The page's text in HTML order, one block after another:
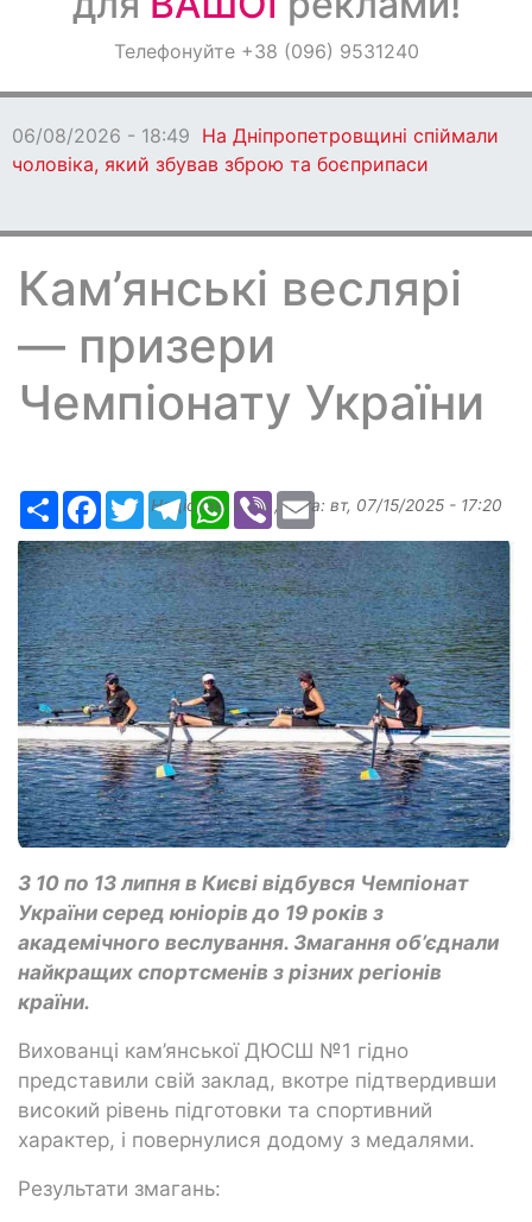
ОголошенняТелефонуйте +38 (096) 9531240
06/08/2026 - 18:49 На Дніпропетровщині спіймали
чоловіка, який збував зброю та боєприпаси
Кам’янські веслярі
— призери
Чемпіонату України
РесурсFacebook
TwitterTelegramWhatsApp
ViberEmail
Надіслав: ilona , дата: вт, 07/15/2025 - 17:20
З 10 по 13 липня в Києві відбувся Чемпіонат
України серед юніорів до 19 років з
академічного веслування. Змагання об’єднали
найкращих спортсменів з різних регіонів
країни.
Вихованці кам’янської ДЮСШ №1 гідно
представили свій заклад, вкотре підтвердивши
високий рівень підготовки та спортивний
характер, і повернулися додому з медалями.
Результати змагань: